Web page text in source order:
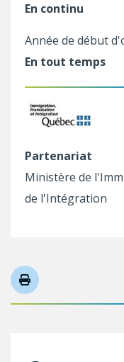
En continu
Année de début
En tout temps
Partenariat
Ministère de
de l'Intégration